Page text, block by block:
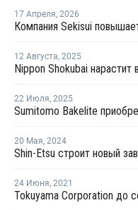
17 Апреля, 2026
12 Августа, 2025
22 Июля, 2025
20 Мая, 2024
24 Июня, 2021